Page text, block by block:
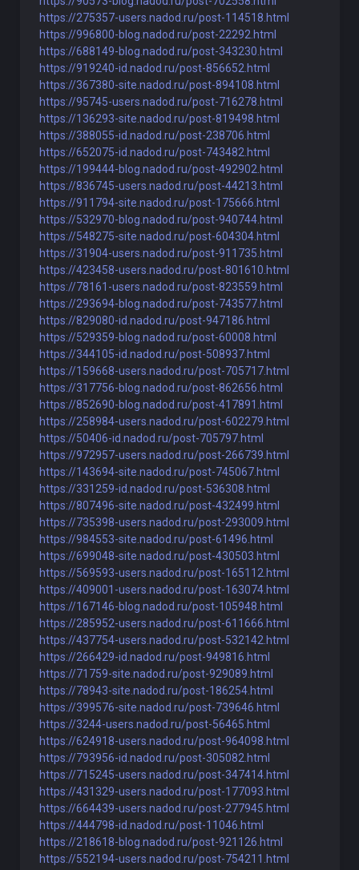
https://275357-users.nadod.ru/post-114518.html
https://996800-blog.nadod.ru/post-22292.html
https://688149-blog.nadod.ru/post-343230.html
https://919240-id.nadod.ru/post-856652.html
https://367380-site.nadod.ru/post-894108.html
https://95745-users.nadod.ru/post-716278.html
https://136293-site.nadod.ru/post-819498.html
https://388055-id.nadod.ru/post-238706.html
https://652075-id.nadod.ru/post-743482.html
https://199444-blog.nadod.ru/post-492902.html
https://836745-users.nadod.ru/post-44213.html
https://911794-site.nadod.ru/post-175666.html
https://532970-blog.nadod.ru/post-940744.html
https://548275-site.nadod.ru/post-604304.html
https://31904-users.nadod.ru/post-911735.html
https://423458-users.nadod.ru/post-801610.html
https://78161-users.nadod.ru/post-823559.html
https://293694-blog.nadod.ru/post-743577.html
https://829080-id.nadod.ru/post-947186.html
https://529359-blog.nadod.ru/post-60008.html
https://344105-id.nadod.ru/post-508937.html
https://159668-users.nadod.ru/post-705717.html
https://317756-blog.nadod.ru/post-862656.html
https://852690-blog.nadod.ru/post-417891.html
https://258984-users.nadod.ru/post-602279.html
https://50406-id.nadod.ru/post-705797.html
https://972957-users.nadod.ru/post-266739.html
https://143694-site.nadod.ru/post-745067.html
https://331259-id.nadod.ru/post-536308.html
https://807496-site.nadod.ru/post-432499.html
https://735398-users.nadod.ru/post-293009.html
https://984553-site.nadod.ru/post-61496.html
https://699048-site.nadod.ru/post-430503.html
https://569593-users.nadod.ru/post-165112.html
https://409001-users.nadod.ru/post-163074.html
https://167146-blog.nadod.ru/post-105948.html
https://285952-users.nadod.ru/post-611666.html
https://437754-users.nadod.ru/post-532142.html
https://266429-id.nadod.ru/post-949816.html
https://71759-site.nadod.ru/post-929089.html
https://78943-site.nadod.ru/post-186254.html
https://399576-site.nadod.ru/post-739646.html
https://3244-users.nadod.ru/post-56465.html
https://624918-users.nadod.ru/post-964098.html
https://793956-id.nadod.ru/post-305082.html
https://715245-users.nadod.ru/post-347414.html
https://431329-users.nadod.ru/post-177093.html
https://664439-users.nadod.ru/post-277945.html
https://444798-id.nadod.ru/post-11046.html
https://218618-blog.nadod.ru/post-921126.html
https://552194-users.nadod.ru/post-754211.html